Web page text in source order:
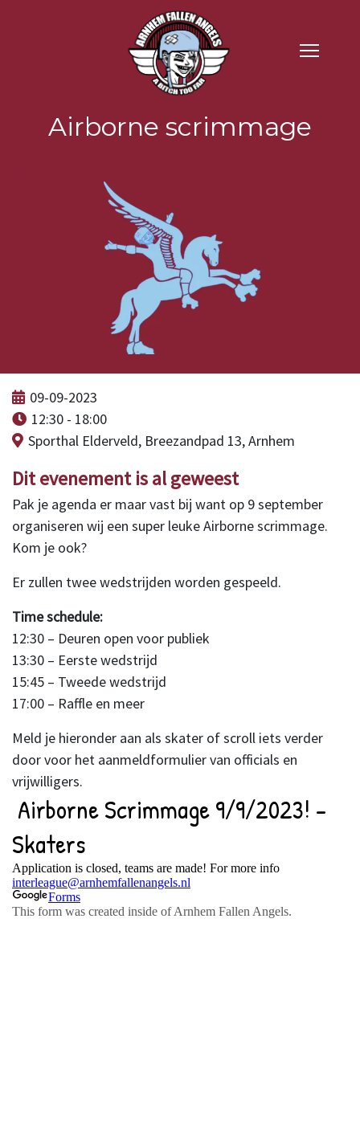
Airborne scrimmage
09-09-2023
12:30 - 18:00
Sporthal Elderveld, Breezandpad 13, Arnhem
Dit evenement is al geweest
Pak je agenda er maar vast bij want op 9 september
organiseren wij een super leuke Airborne scrimmage.
Kom je ook?
Er zullen twee wedstrijden worden gespeeld.
Time schedule:
12:30 – Deuren open voor publiek
13:30 – Eerste wedstrijd
15:45 – Tweede wedstrijd
17:00 – Raffle en meer
Meld je hieronder aan als skater of scroll iets verder
door voor het aanmeldformulier van officials en
vrijwilligers.